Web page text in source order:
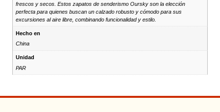
frescos y secos. Estos zapatos de senderismo Oursky son la elección
perfecta para quienes buscan un calzado robusto y cómodo para sus
excursiones al aire libre, combinando funcionalidad y estilo.
Hecho en
China
Unidad
PAR